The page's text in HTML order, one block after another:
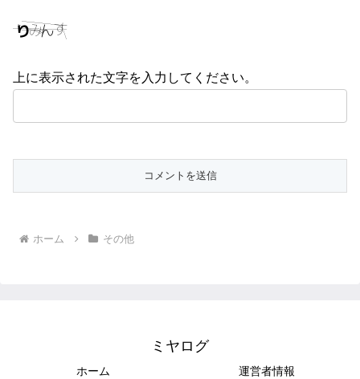
上に表示された文字を入力してください。
ホーム その他
ミヤログ
ホーム 運営者情報